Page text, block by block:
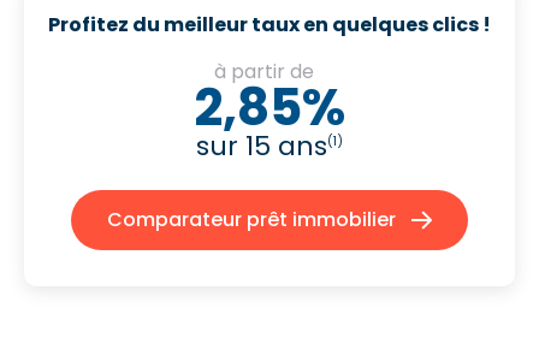
Profitez du meilleur taux en quelques clics !
à partir de
2,85%
sur 15 ans(1)
Comparateur prêt immobilier